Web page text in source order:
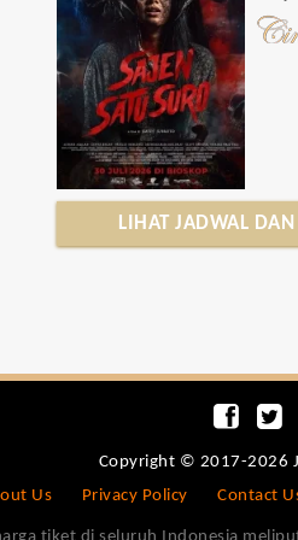
LIHAT JADWAL
Copyright © 2017-2026
Us
Privacy Policy Contact